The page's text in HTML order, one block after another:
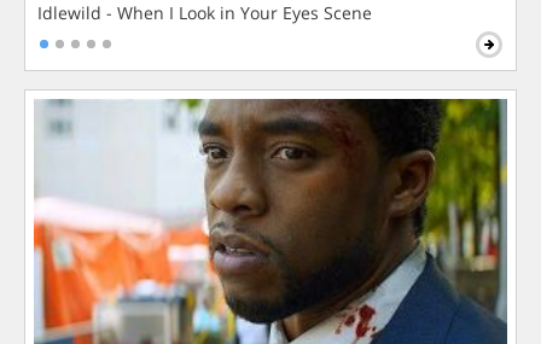
Idlewild - When I Look in Your Eyes Scene